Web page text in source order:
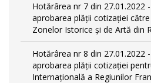
Hotărârea nr 7 din 27.01.2022
aprobarea plății cotizației
Zonelor Istorice și de Artă din
Hotărârea nr 8 din 27.01.2022
aprobarea plății cotizației
Internațională a Regiunilor